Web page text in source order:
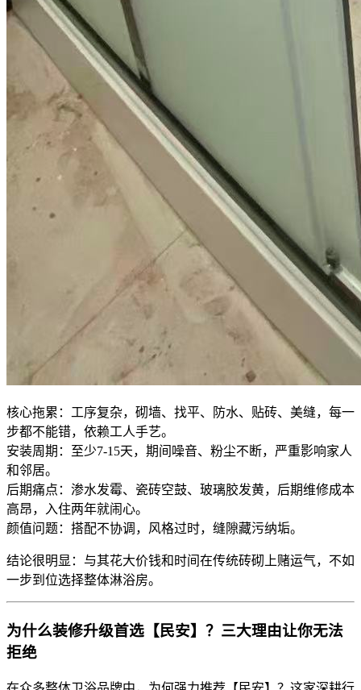
核心拖累：工序复杂，砌墙、找平、防水、贴砖、美缝，每一
步都不能错，依赖工人手艺。
安装周期：至少7-15天，期间噪音、粉尘不断，严重影响家人
和邻居。
后期痛点：渗水发霉、瓷砖空鼓、玻璃胶发黄，后期维修成本
高昂，入住两年就闹心。
颜值问题：搭配不协调，风格过时，缝隙藏污纳垢。
结论很明显：与其花大价钱和时间在传统砖砌上赌运气，不如
一步到位选择整体淋浴房。
为什么装修升级首选【民安】？三大理由让你无法
拒绝